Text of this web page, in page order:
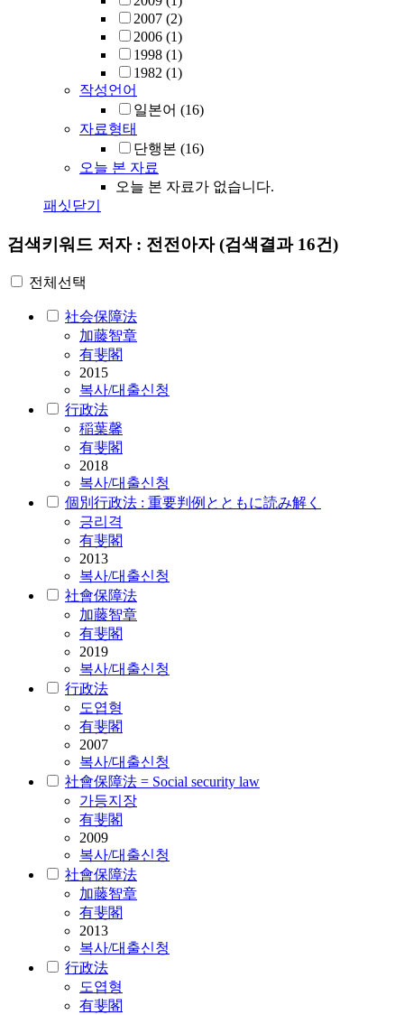
2007 (2)
2006 (1)
1998 (1)
1982 (1)
작성언어
일본어 (16)
자료형태
단행본 (16)
오늘 본 자료
오늘 본 자료가 없습니다.
패싯닫기
검색키워드 저자 : 전전아자(검색결과 16건)
전체선택
社会保障法
加藤智章
有斐閣
2015
복사/대출신청
行政法
稲葉馨
有斐閣
2018
복사/대출신청
個別行政法 : 重要判例とともに読み解く
긍리격
有斐閣
2013
복사/대출신청
社會保障法
加藤智章
有斐閣
2019
복사/대출신청
行政法
도엽형
有斐閣
2007
복사/대출신청
社會保障法 = Social security law
가등지장
有斐閣
2009
복사/대출신청
社會保障法
加藤智章
有斐閣
2013
복사/대출신청
行政法
도엽형
有斐閣